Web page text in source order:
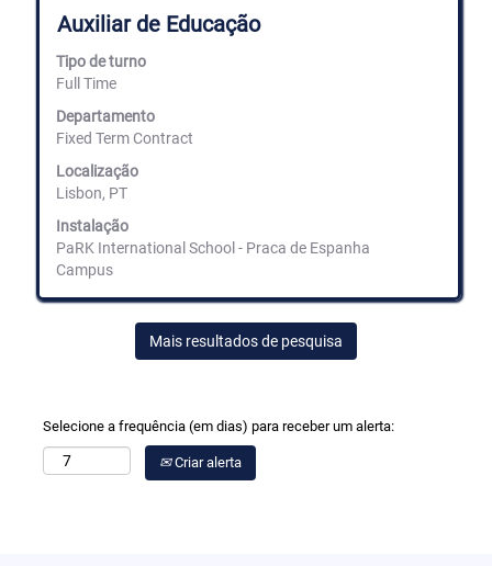
Título
Auxiliar de Educação
Tipo de turno
Full Time
Departamento
Fixed Term Contract
Localização
Lisbon, PT
Instalação
PaRK International School - Praca de Espanha
Campus
Selecione
com
a
barra
espaços
para
os
conteúdos
completos
da
informação
de
emprego.
Mais resultados de pesquisa
Selecione a frequência (em dias) para receber um alerta:
Criar alerta